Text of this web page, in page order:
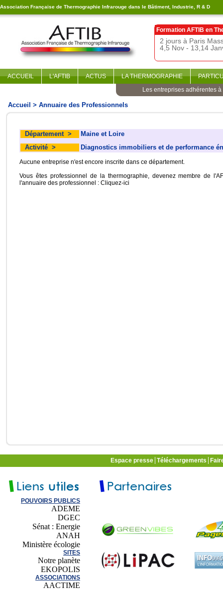
Association Française de Thermographie Infrarouge dans le Bâtiment, Industrie, R & D
Formation AFTIB en
2 jours à Paris
4,5 Nov - 13,14
ACCUEIL L'AFTIB ACTUS LA THERMOGRAPHIE
Les entreprises adhérentes à
Accueil > Annuaire des Professionnels
Département >
Maine et Loire
Activité > Diagnostics immobiliers et de performance
Aucune entreprise n'est encore inscrite dans ce département.
Vous êtes professionnel de la thermographie, devenez membre de
l'annuaire des professionnel : Cliquez-ici
Espace presse Téléchargements
POUVOIRS PUBLICS
ADEME
DGEC
Sénat : Energie
ANAH
Ministère écologie
SITES
Notre planète
EKOPOLIS
ASSOCIATIONS
AACTIME